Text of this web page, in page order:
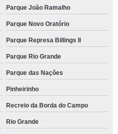
Parque João Ramalho
Parque Novo Oratório
Parque Represa Billings II
Parque Rio Grande
Parque das Nações
Pinheirinho
Recreio da Borda do Campo
Rio Grande